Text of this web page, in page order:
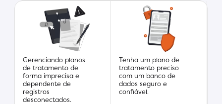
Gerenciando planos
de tratamento de
forma imprecisa e
dependente de
registros
desconectados.
Tenha um plano de
tratamento preciso
com um banco de
dados seguro e
confiável.